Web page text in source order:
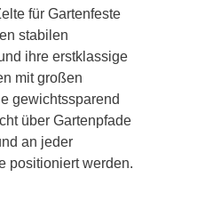
für Gartenfeste
stabilen
ihre erstklassige
mit großen
gewichtssparend
über Gartenpfade
an jeder
positioniert werden.